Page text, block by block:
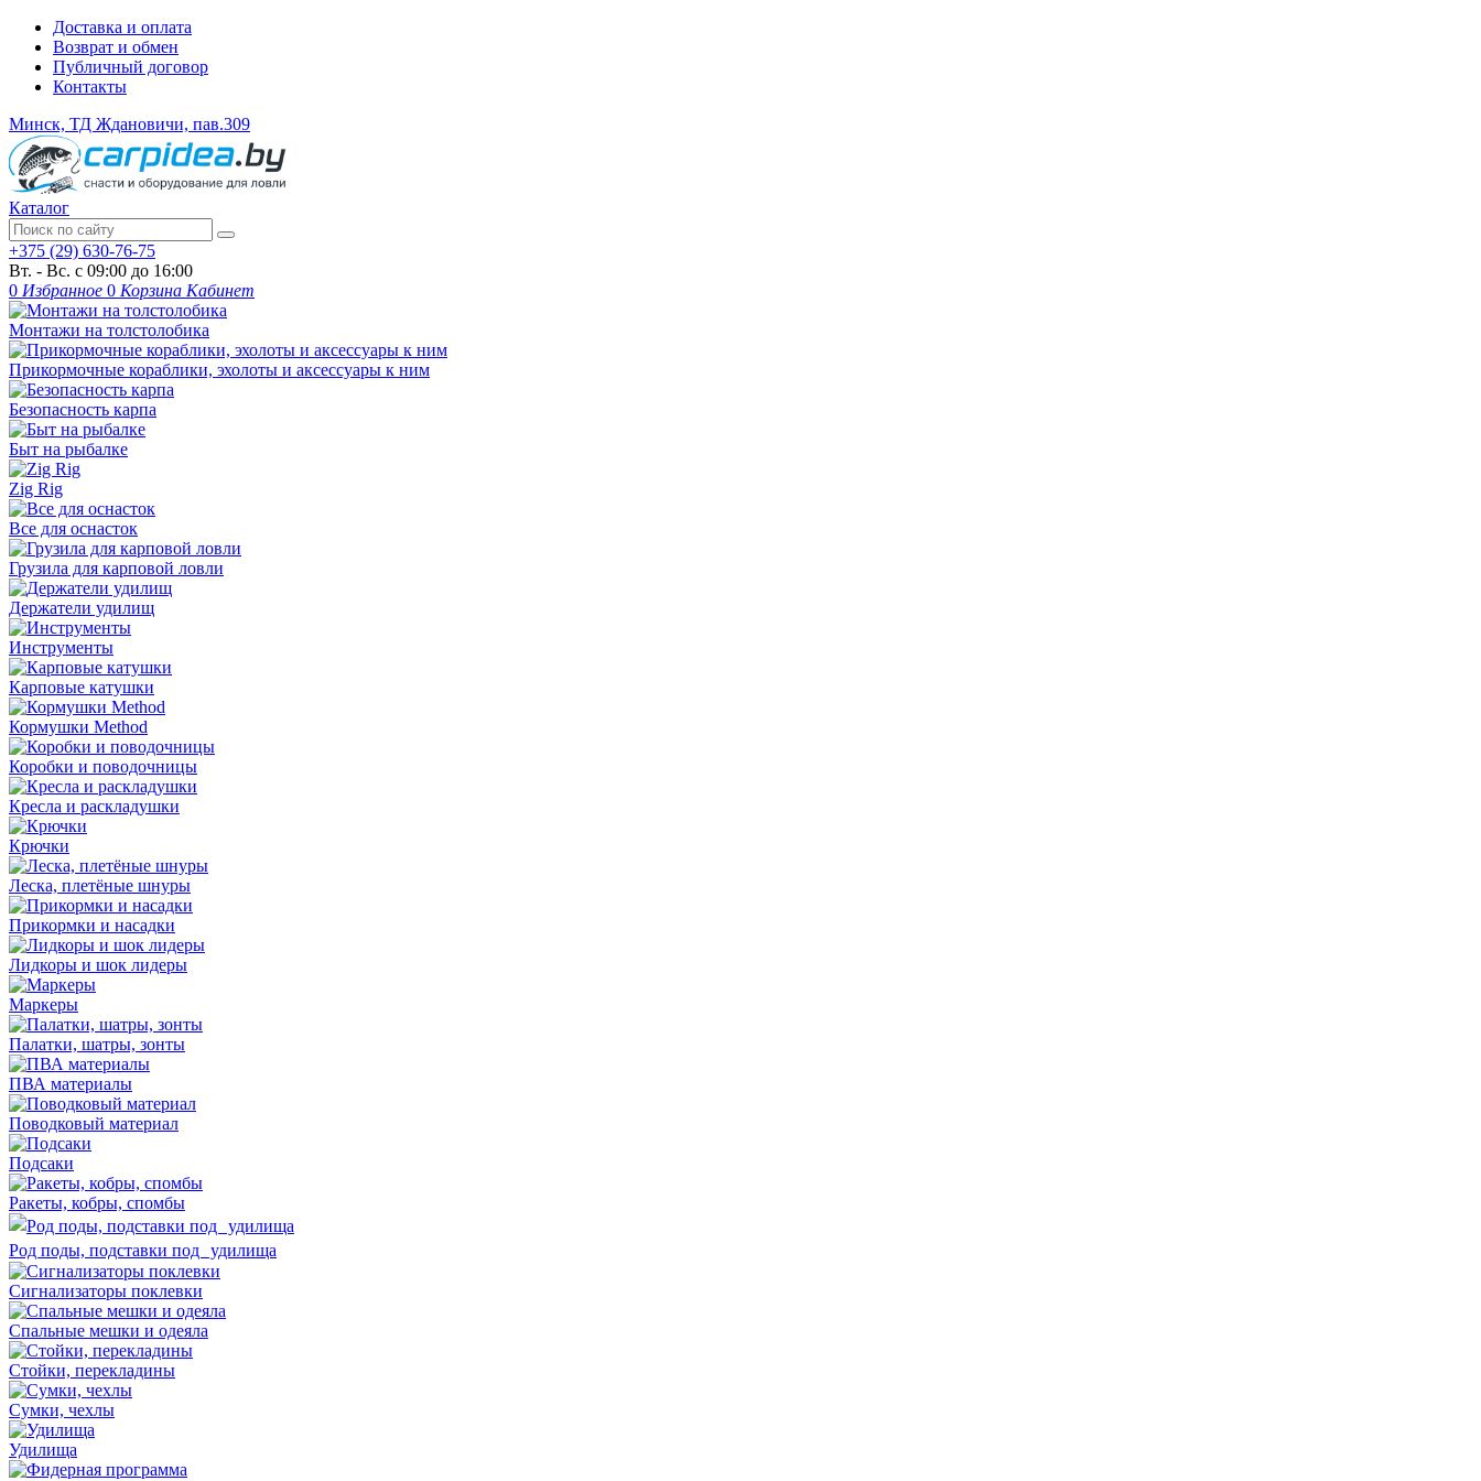
Доставка и оплата
Возврат и обмен
Публичный договор
Контакты
Минск, ТД Ждановичи, пав.309
Каталог
+375 (29) 630-76-75
Вт. - Вс. с 09:00 до 16:00
0 Избранное 0 Корзина Кабинет
Монтажи на толстолобика
Прикормочные кораблики, эхолоты и аксессуары к ним
Безопасность карпа
Быт на рыбалке
Zig Rig
Все для оснасток
Грузила для карповой ловли
Держатели удилищ
Инструменты
Карповые катушки
Кормушки Method
Коробки и поводочницы
Кресла и раскладушки
Крючки
Леска, плетёные шнуры
Прикормки и насадки
Лидкоры и шок лидеры
Маркеры
Палатки, шатры, зонты
ПВА материалы
Поводковый материал
Подсаки
Ракеты, кобры, спомбы
Род поды, подставки под удилища
Сигнализаторы поклевки
Спальные мешки и одеяла
Стойки, перекладины
Сумки, чехлы
Удилища